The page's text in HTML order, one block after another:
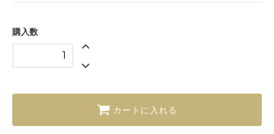
購入数
カートに入れる